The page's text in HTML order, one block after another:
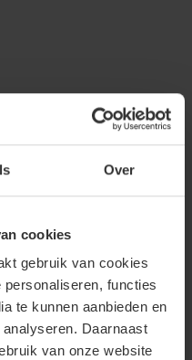
Over
cookies
gebruik van cookies
functies
te kunnen aanbieden en
Daarnaast
van onze website